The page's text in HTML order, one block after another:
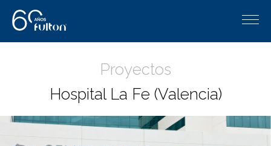
Proyectos
Hospital La Fe (Valencia)